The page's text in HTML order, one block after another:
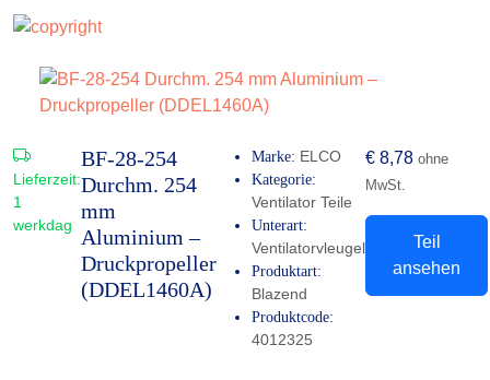
Lieferzeit:
1
werkdag
BF-28-254
Durchm. 254
mm
Aluminium –
Druckpropeller
(DDEL1460A)
Marke: ELCO
Kategorie:
Ventilator Teile
Unterart:
Ventilatorvleugel
Produktart:
Blazend
Produktcode:
4012325
€ 8,78 ohne
MwSt.
Teil
ansehen